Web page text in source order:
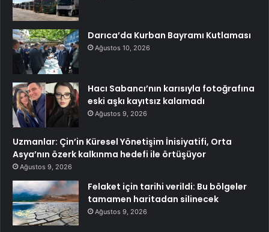
Darıca’da Kurban Bayramı Kutlaması
Ağustos 10, 2026
Hacı Sabancı’nın karısıyla fotoğrafına
eski aşkı kayıtsız kalamadı
Ağustos 9, 2026
Uzmanlar: Çin’in Küresel Yönetişim İnisiyatifi, Orta
Asya’nın özerk kalkınma hedefi ile örtüşüyor
Ağustos 9, 2026
Felaket için tarihi verildi: Bu bölgeler
tamamen haritadan silinecek
Ağustos 9, 2026